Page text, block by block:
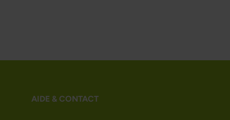
AIDE & CONTACT